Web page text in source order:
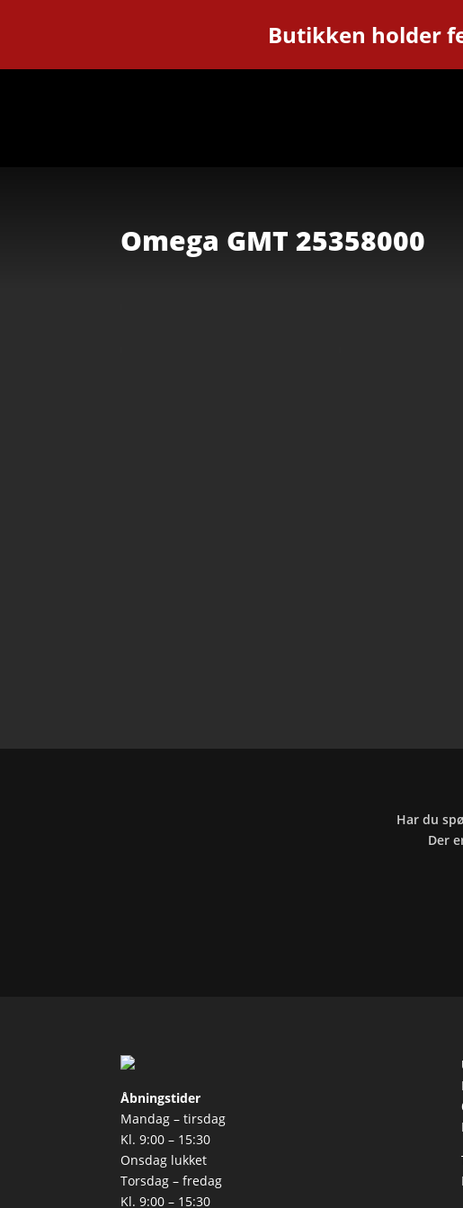
Butikken holder
Omega GMT 25358000
Har du
Der
Åbningstider
Mandag – tirsdag
Kl. 9:00 – 15:30
Onsdag lukket
Torsdag – fredag
Kl. 9:00 – 15:30